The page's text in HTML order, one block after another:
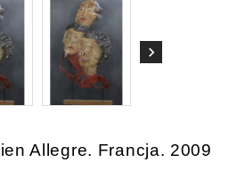
Allegre. Francja. 2009